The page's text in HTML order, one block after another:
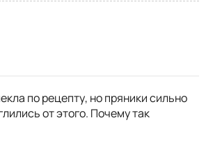
по рецепту, но пряники сильно
от этого. Почему так